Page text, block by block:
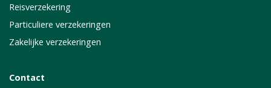
Reisverzekering
Particuliere verzekeringen
Zakelijke verzekeringen
Contact